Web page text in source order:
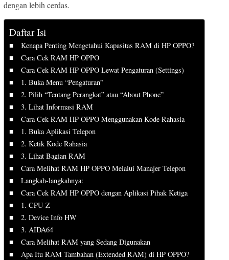
dengan lebih cerdas.
Daftar Isi
Kenapa Penting Mengetahui Kapasitas RAM di HP OPPO?
Cara Cek RAM HP OPPO
Cara Cek RAM HP OPPO Lewat Pengaturan (Settings)
1. Buka Menu “Pengaturan”
2. Pilih “Tentang Perangkat” atau “About Phone”
3. Lihat Informasi RAM
Cara Cek RAM HP OPPO Menggunakan Kode Rahasia
1. Buka Aplikasi Telepon
2. Ketik Kode Rahasia
3. Lihat Bagian RAM
Cara Melihat RAM HP OPPO Melalui Manajer Telepon
Langkah-langkahnya:
Cara Cek RAM HP OPPO dengan Aplikasi Pihak Ketiga
1. CPU-Z
2. Device Info HW
3. AIDA64
Cara Melihat RAM yang Sedang Digunakan
Apa Itu RAM Tambahan (Extended RAM) di HP OPPO?